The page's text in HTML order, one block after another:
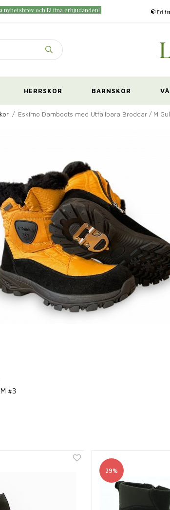
nyhetsbrev och få fina erbjudanden! Fri
HERRSKOR BARNSKOR
/ Eskimo Damboots med Utfällbara Broddar / M
#3
29%